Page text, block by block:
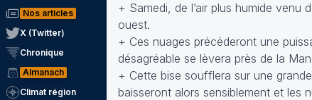
Nos articles
X (Twitter)
Chronique
Almanach
Climat région
+ Samedi, de l’air plus humide
ouest.
+ Ces nuages précéderont une
désagréable se lèvera près de la
+ Cette bise soufflera sur une
baisseront alors sensiblement et les